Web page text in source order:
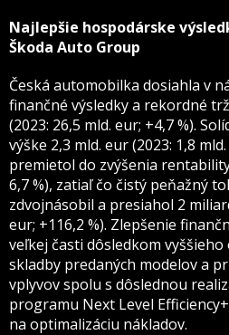
Najlepšie hospodárske
Škoda Auto Group
Česká automobilka dosiahla v
finančné výsledky a rekordné
(2023: 26,5 mld. eur; +4,7 %).
výške 2,3 mld. eur (2023: 1,8
premietol do zvýšenia
6,7 %), zatiaľ čo čistý peňažný
zdvojnásobil a presiahol 2
eur; +116,2 %). Zlepšenie
veľkej časti dôsledkom
skladby predaných modelov a
vplyvov spolu s dôslednou
programu Next Level
na optimalizáciu nákladov.